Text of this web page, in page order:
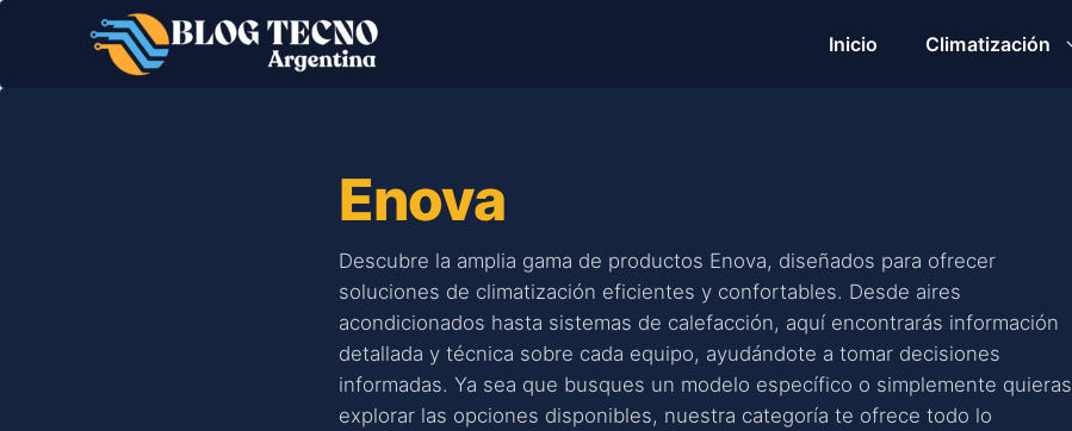
Inicio Climatización
Enova
Descubre la amplia gama de productos Enova, diseñados para ofrecer
soluciones de climatización eficientes y confortables. Desde aires
acondicionados hasta sistemas de calefacción, aquí encontrarás información
detallada y técnica sobre cada equipo, ayudándote a tomar decisiones
informadas. Ya sea que busques un modelo específico o simplemente quieras
explorar las opciones disponibles, nuestra categoría te ofrece todo lo